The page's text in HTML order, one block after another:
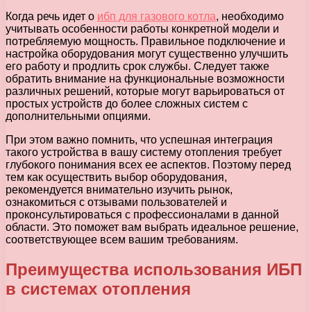
Когда речь идет о ибп для газового котла, необходимо
учитывать особенности работы конкретной модели и
потребляемую мощность. Правильное подключение и
настройка оборудования могут существенно улучшить
его работу и продлить срок службы. Следует также
обратить внимание на функциональные возможности
различных решений, которые могут варьироваться от
простых устройств до более сложных систем с
дополнительными опциями.
При этом важно помнить, что успешная интеграция
такого устройства в вашу систему отопления требует
глубокого понимания всех ее аспектов. Поэтому перед
тем как осуществить выбор оборудования,
рекомендуется внимательно изучить рынок,
ознакомиться с отзывами пользователей и
проконсультироваться с профессионалами в данной
области. Это поможет вам выбрать идеальное решение,
соответствующее всем вашим требованиям.
Преимущества использования ИБП
в системах отопления